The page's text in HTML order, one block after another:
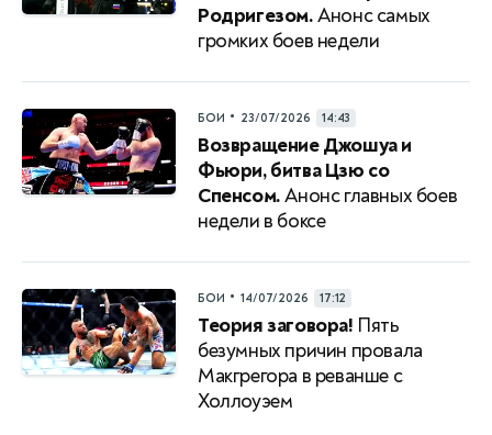
Родригезом.Анонс самых
громких боев недели
БОИ • 23/07/2026 14:43
Возвращение Джошуа и
Фьюри, битва Цзю со
Спенсом.Анонс главных боев
недели в боксе
БОИ • 14/07/2026 17:12
Теория заговора! Пять
безумных причин провала
Макгрегора в реванше с
Холлоуэем